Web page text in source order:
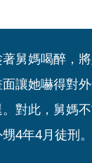
舅媽喝醉，
讓她嚇得對
對此，舅媽
4年4月徒刑。